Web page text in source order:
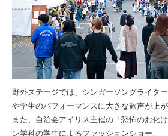
野外ステージでは、シンガーソングライタ
や学生のパフォーマンスに大きな歓声が上が
また、自治会アイリス主催の「恐怖のお化
ン学科の学生によるファッションショー、